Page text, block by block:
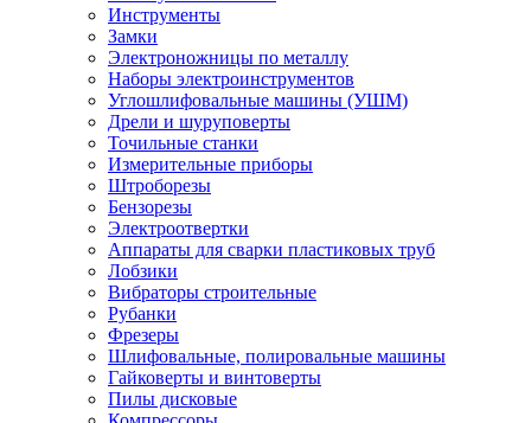
Инструменты
Замки
Электроножницы по металлу
Наборы электроинструментов
Углошлифовальные машины (УШМ)
Дрели и шуруповерты
Точильные станки
Измерительные приборы
Штроборезы
Бензорезы
Электроотвертки
Аппараты для сварки пластиковых труб
Лобзики
Вибраторы строительные
Рубанки
Фрезеры
Шлифовальные, полировальные машины
Гайковерты и винтоверты
Пилы дисковые